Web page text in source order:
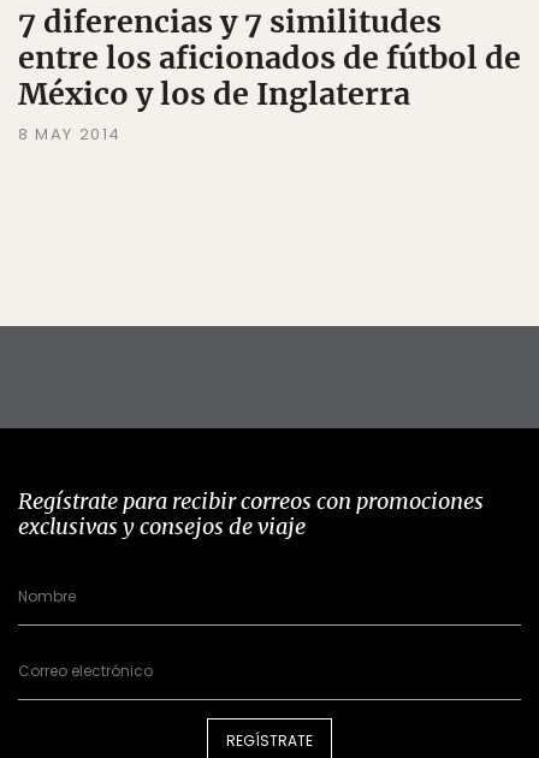
7 diferencias y 7 similitudes
entre los aficionados de fútbol de
México y los de Inglaterra
8 MAY 2014
Regístrate para recibir correos con promociones
exclusivas y consejos de viaje
REGÍSTRATE